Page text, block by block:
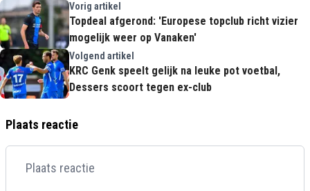
Vorig artikel
Topdeal afgerond: 'Europese topclub richt vizier
mogelijk weer op Vanaken'
Volgend artikel
KRC Genk speelt gelijk na leuke pot voetbal,
Dessers scoort tegen ex-club
Plaats reactie